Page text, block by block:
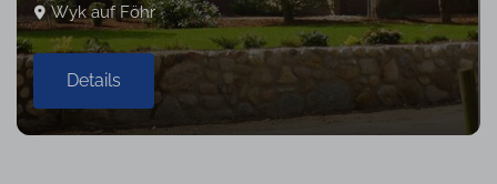
Wyk auf Föhr
Details